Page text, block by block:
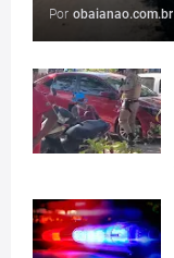
Por obaianao.com.br